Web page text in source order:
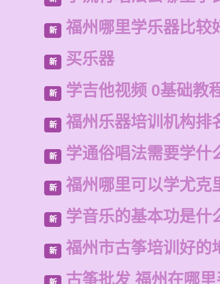
新 福州哪里学乐器比较
新 买乐器
新 学吉他视频 0基础教
新 福州乐器培训机构排
新 学通俗唱法需要学什
新 福州哪里可以学尤克
新 学音乐的基本功是什
新 福州市古筝培训好的
新 古筝批发 福州在哪